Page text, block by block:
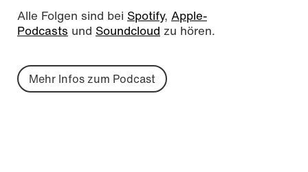
Alle Folgen sind bei Spotify, Apple-
Podcasts und Soundcloud zu hören.
Mehr Infos zum Podcast